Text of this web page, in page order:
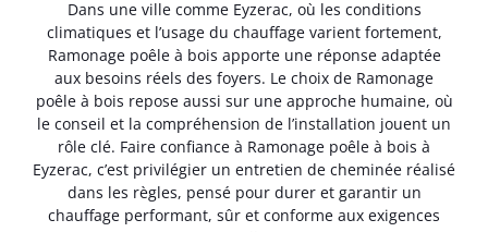
Dans une ville comme Eyzerac, où les conditions
climatiques et l’usage du chauffage varient fortement,
Ramonage poêle à bois apporte une réponse adaptée
aux besoins réels des foyers. Le choix de Ramonage
poêle à bois repose aussi sur une approche humaine, où
le conseil et la compréhension de l’installation jouent un
rôle clé. Faire confiance à Ramonage poêle à bois à
Eyzerac, c’est privilégier un entretien de cheminée réalisé
dans les règles, pensé pour durer et garantir un
chauffage performant, sûr et conforme aux exigences